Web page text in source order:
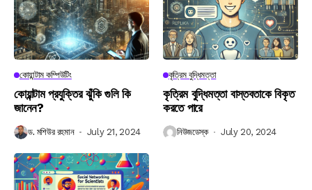
কোয়ান্টাম কম্পিউটিং
কোয়ান্টাম প্রযুক্তির ঝুঁকি গুলি কি
জানেন?
ড. মশিউর রহমান July 21, 2024
কৃত্রিম বুদ্ধিমত্তা
কৃত্রিম বুদ্ধিমত্তা বাস্তবতাকে বিকৃত
করতে পারে
নিউজডেস্ক July 20, 2024